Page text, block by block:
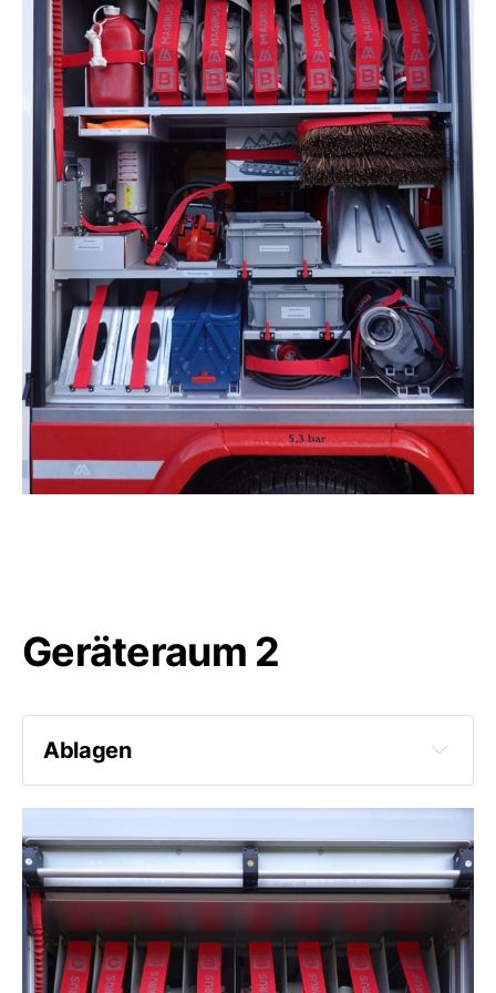
Einweghandschuhe
Schachthakensatz
Werkzeugtrage
Schnittschutzausrüstung
Arbeitsleine
4 Schnürleinen
Tauchpumpe TP8
Piassava Besen
Alurandschaufel
Gorgui
Spitzschaufel
2 paar Schneeketten
Geräteraum 2
Ablagen
2 C-Schläuche
Löschdecke
Absperrer C
Nasssauger mit Zubehör
ABC Pulverlöscher 12kg